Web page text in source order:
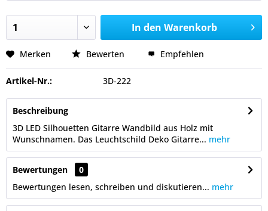
In den Warenkorb
Merken Bewerten Empfehlen
Artikel-Nr.: 3D-222
Beschreibung
3D LED Silhouetten Gitarre Wandbild aus Holz mit
Wunschnamen. Das Leuchtschild Deko Gitarre... mehr
Bewertungen
0
Bewertungen lesen, schreiben und diskutieren... mehr